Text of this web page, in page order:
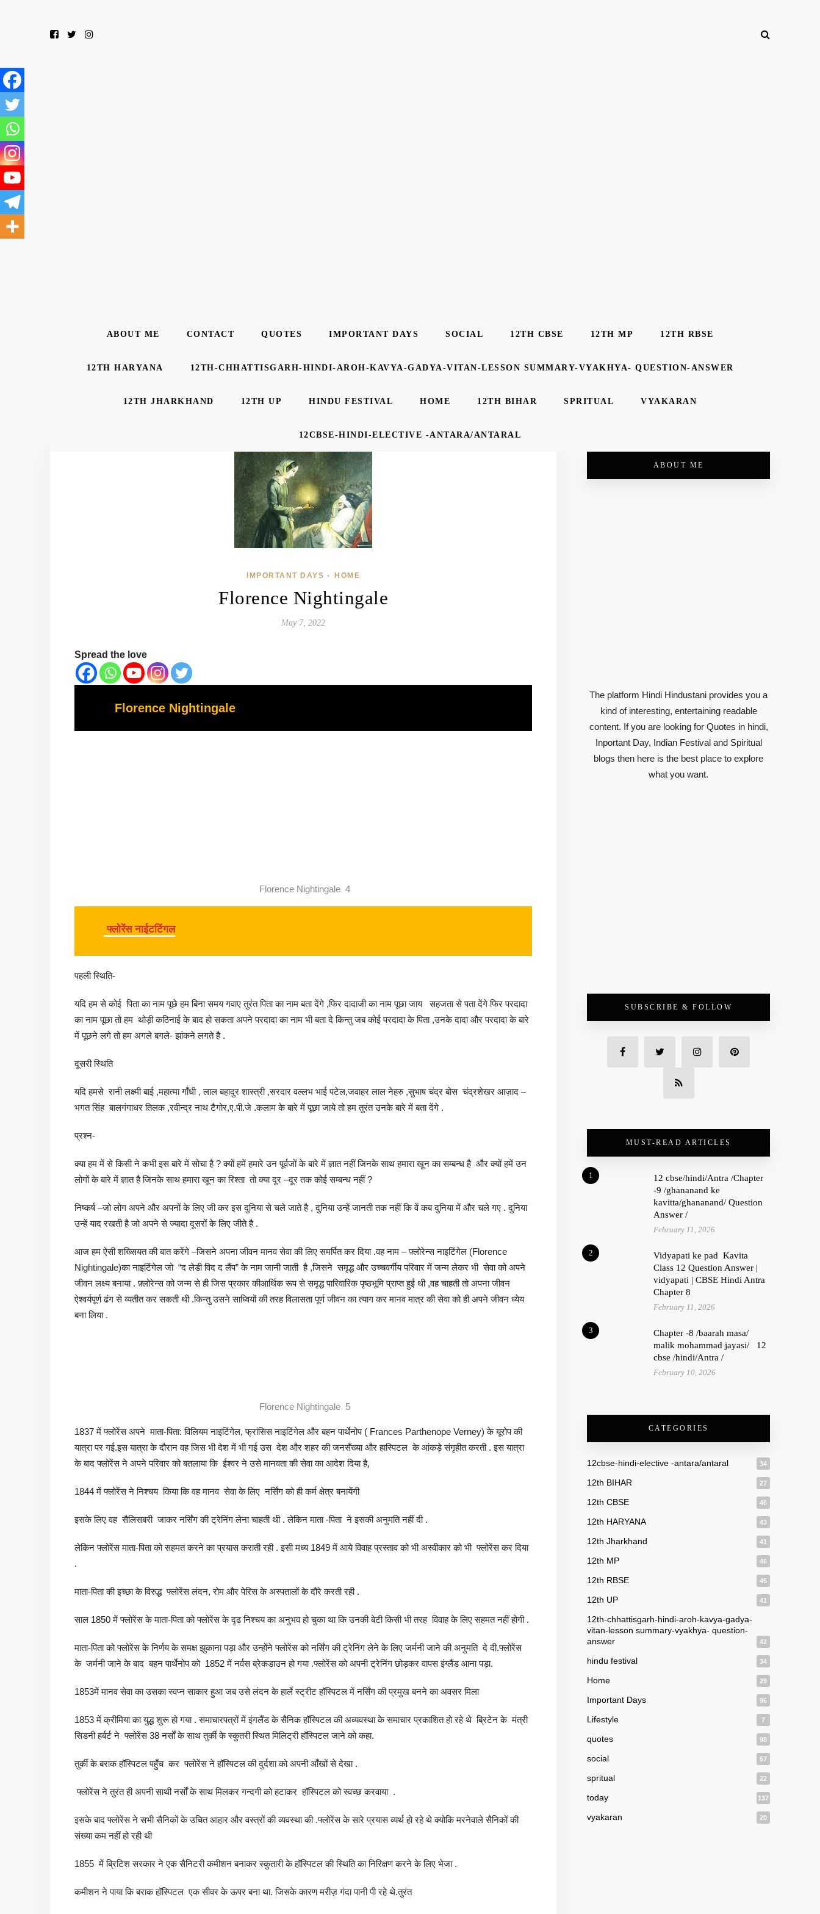
ABOUT ME CONTACT QUOTES IMPORTANT DAYS SOCIAL 12TH CBSE 12TH MP 12TH RBSE
12TH HARYANA 12TH-CHHATTISGARH-HINDI-AROH-KAVYA-GADYA-VITAN-LESSON SUMMARY-VYAKHYA- QUESTION-ANSWER
12TH JHARKHAND 12TH UP HINDU FESTIVAL HOME 12TH BIHAR SPRITUAL VYAKARAN
12CBSE-HINDI-ELECTIVE -ANTARA/ANTARAL
IMPORTANT DAYS • HOME
Florence Nightingale
May 7, 2022
Spread the love
Florence Nightingale
Florence Nightingale 4
फ्लोरेंस नाईटटिंगल
पहली स्थिति-
यदि हम से कोई पिता का नाम पूछे हम बिना समय गवाए तुरंत पिता का नाम बता देंगे ,फिर दादाजी का नाम पूछा जाय सहजता से पता देंगे फिर परदादा
का नाम पूछा तो हम थोड़ी कठिनाई के बाद हो सकता अपने परदादा का नाम भी बता दे किन्तु जब कोई परदादा के पिता ,उनके दादा और परदादा के बारे
में पूछने लगे तो हम अगले बगले- झांकने लगते है .
दूसरी स्थिति
यदि हमसे रानी लक्ष्मी बाई ,महात्मा गाँधी , लाल बहादुर शास्त्री ,सरदार वल्लभ भाई पटेल,जवाहर लाल नेहरु ,सुभाष चंद्र बोस चंद्रशेखर आज़ाद –
भगत सिंह बालगंगाधर तिलक ,रवीन्द्र नाथ टैगोर,ए.पी.जे .कलाम के बारे में पूछा जाये तो हम तुरंत उनके बारे में बता देंगे .
प्रश्न-
क्या हम में से किसी ने कभी इस बारे में सोचा है ? क्यों हमें हमारे उन पूर्वजों के बारे में ज्ञात नहीं जिनके साथ हमारा खून का सम्बन्ध है और क्यों हमें उन
लोगों के बारे में ज्ञात है जिनके साथ हमारा खून का रिश्ता तो क्या दूर –दूर तक कोई सम्बन्ध नहीं ?
निष्कर्ष –जो लोग अपने और अपनों के लिए जी कर इस दुनिया से चले जाते है , दुनिया उन्हें जानती तक नहीं कि वें कब दुनिया में और चले गए . दुनिया
उन्हें याद रखती है जो अपने से ज्यादा दूसरों के लिए जीते है .
आज हम ऐसी शख्सियत की बात करेंगे –जिसने अपना जीवन मानव सेवा की लिए समर्पित कर दिया .वह नाम – फ़्लोरेन्स नाइटिंगेल (Florence
Nightingale)का नाइटिंगेल जो “द लेडी विद द लैंप” के नाम जानी जाती है ,जिसने समृद्ध और उच्चवर्गीय परिवार में जन्म लेकर भी सेवा को अपने
जीवन लक्ष्य बनाया . फ़्लोरेन्स को जन्म से ही जिस प्रकार कीआर्थिक रूप से समृद्ध पारिवारिक पृष्ठभूमि प्राप्त हुई थी ,वह चाहती तो अपना जीवन
ऐश्वर्यपूर्ण ढंग से व्यतीत कर सकती थी .किन्तु उसने साध्वियों की तरह विलासता पूर्ण जीवन का त्याग कर मानव मात्र की सेवा को ही अपने जीवन ध्येय
बना लिया .
Florence Nightingale 5
1837 में फ्लोरेंस अपने माता-पिता: विलियम नाइटिंगेल, फ्रांसिस नाइटिंगेल और बहन पार्थेनोप ( Frances Parthenope Verney) के यूरोप की
यात्रा पर गई.इस यात्रा के दौरान वह जिस भी देश में भी गई उस देश और शहर की जनसँख्या और हास्पिटल के आंकड़े संगृहीत करती . इस यात्रा
के बाद फ्लोरेंस ने अपने परिवार को बतलाया कि ईश्वर ने उसे मानवता की सेवा का आदेश दिया है,
1844 में फ्लोरेंस ने निश्चय किया कि वह मानव सेवा के लिए नर्सिंग को ही कर्म क्षेत्र बनायेंगी
इसके लिए वह सैलिसबरी जाकर नर्सिंग की ट्रेनिंग लेना चाहती थी . लेकिन माता -पिता ने इसकी अनुमति नहीं दी .
लेकिन फ्लोरेंस माता-पिता को सहमत करने का प्रयास कराती रही . इसी मध्य 1849 में आये विवाह प्रस्ताव को भी अस्वीकार को भी फ्लोरेंस कर दिया
.
माता-पिता की इच्छा के विरुद्ध फ्लोरेंस लंदन, रोम और पेरिस के अस्पतालों के दौरे करती रही .
साल 1850 में फ्लोरेंस के माता-पिता को फ्लोरेंस के दृढ निश्चय का अनुभव हो चुका था कि उनकी बेटी किसी भी तरह विवाह के लिए सहमत नहीं होगी .
माता-पिता को फ्लोरेंस के निर्णय के समक्ष झुकाना पड़ा और उन्होंने फ्लोरेंस को नर्सिंग की ट्रेनिंग लेने के लिए जर्मनी जाने की अनुमति दे दी.फ्लोरेंस
के जर्मनी जाने के बाद बहन पार्थेनोप को 1852 में नर्वस ब्रेकडाउन हो गया .फ्लोरेंस को अपनी ट्रेनिंग छोड़कर वापस इंग्लैंड आना पड़ा.
1853में मानव सेवा का उसका स्वप्न साकार हुआ जब उसे लंदन के हार्ले स्ट्रीट हॉस्पिटल में नर्सिंग की प्रमुख बनने का अवसर मिला
1853 में क्रीमिया का युद्ध शुरू हो गया . समाचारपत्रों में इंगलैंड के सैनिक हॉस्पिटल की अव्यवस्था के समाचार प्रकाशित हो रहे थे ब्रिटेन के मंत्री
सिडनी हर्बर्ट ने फ्लोरेंस 38 नर्सों के साथ तुर्की के स्कुतरी स्थित मिलिट्री हॉस्पिटल जाने को कहा.
तुर्की के बराक हॉस्पिटल पहुँच कर फ्लोरेंस ने हॉस्पिटल की दुर्दशा को अपनी आँखों से देखा .
फ्लोरेंस ने तुरंत ही अपनी साथी नर्सों के साथ मिलकर गन्दगी को हटाकर हॉस्पिटल को स्वच्छ करवाया .
इसके बाद फ्लोरेंस ने सभी सैनिकों के उचित आहार और वस्त्रों की व्यवस्था की .फ्लोरेंस के सारे प्रयास व्यर्थ हो रहे थे क्योकि मरनेवाले सैनिकों की
संख्या कम नहीं हो रही थी
1855 में ब्रिटिश सरकार ने एक सैनिटरी कमीशन बनाकर स्कुतारी के हॉस्पिटल की स्थिति का निरिक्षण करने के लिए भेजा .
कमीशन ने पाया कि बराक हॉस्पिटल एक सीवर के ऊपर बना था. जिसके कारण मरीज़ गंदा पानी पी रहे थे.तुरंत
ABOUT ME
The platform Hindi Hindustani provides you a
kind of interesting, entertaining readable
content. If you are looking for Quotes in hindi,
Inportant Day, Indian Festival and Spiritual
blogs then here is the best place to explore
what you want.
SUBSCRIBE & FOLLOW
MUST-READ ARTICLES
1
12 cbse/hindi/Antra /Chapter
-9 /ghananand ke
kavitta/ghananand/ Question
Answer /
February 11, 2026
2
Vidyapati ke pad Kavita
Class 12 Question Answer |
vidyapati | CBSE Hindi Antra
Chapter 8
February 11, 2026
3
Chapter -8 /baarah masa/
malik mohammad jayasi/ 12
cbse /hindi/Antra /
February 10, 2026
CATEGORIES
12cbse-hindi-elective -antara/antaral 34
12th BIHAR 27
12th CBSE 46
12th HARYANA 43
12th Jharkhand 41
12th MP 46
12th RBSE 45
12th UP 41
12th-chhattisgarh-hindi-aroh-kavya-gadya-
vitan-lesson summary-vyakhya- question-
answer
42
hindu festival 34
Home 29
Important Days 96
Lifestyle 7
quotes 98
social 57
spritual 22
today 137
vyakaran 20